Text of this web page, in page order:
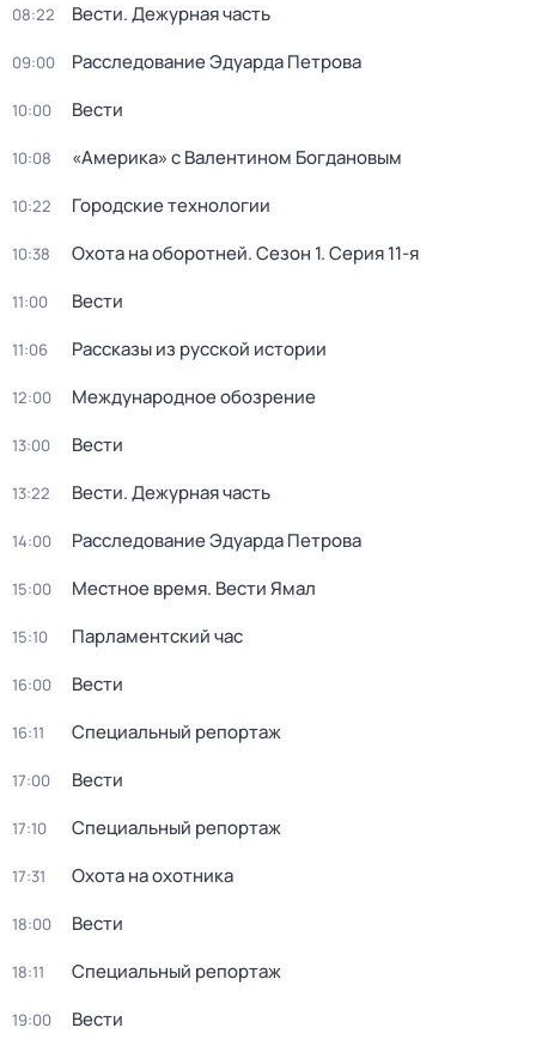
08:22 Вести. Дежурная часть
09:00 Расследование Эдуарда Петрова
10:00 Вести
10:08 «Америка» с Валентином Богдановым
10:22 Городские технологии
10:38 Охота на оборотней. Сезон 1. Серия 11-я
11:00 Вести
11:06 Рассказы из русской истории
12:00 Международное обозрение
13:00 Вести
13:22 Вести. Дежурная часть
14:00 Расследование Эдуарда Петрова
15:00 Местное время. Вести Ямал
15:10 Парламентский час
16:00 Вести
16:11 Специальный репортаж
17:00 Вести
17:10 Специальный репортаж
17:31 Охота на охотника
18:00 Вести
18:11 Специальный репортаж
19:00 Вести